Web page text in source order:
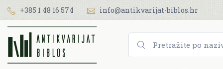
+385 1 48 16 574 info@antikvarijat-biblos.hr